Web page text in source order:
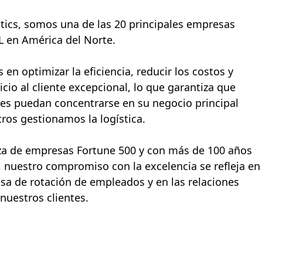
somos una de las 20 principales empresas
en América del Norte.
en optimizar la eficiencia, reducir los costos y
al cliente excepcional, lo que garantiza que
puedan concentrarse en su negocio principal
gestionamos la logística.
de empresas Fortune 500 y con más de 100 años
nuestro compromiso con la excelencia se refleja en
de rotación de empleados y en las relaciones
clientes.